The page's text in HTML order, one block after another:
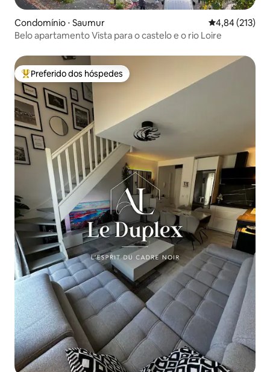
Condomínio ⋅ Saumur 4,84 de uma
4,84 (213)
Belo apartamento Vista para o castelo e o rio Loire
Entre os melhores preferidos dos hóspedes
Preferido dos hóspedes